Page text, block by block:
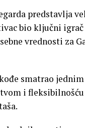
predstavlja
bio ključni
vrednosti za
smatrao
i